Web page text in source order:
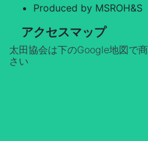
Produced by MSROH&S
アクセスマップ
太田協会は下のGoogle地図で
さい